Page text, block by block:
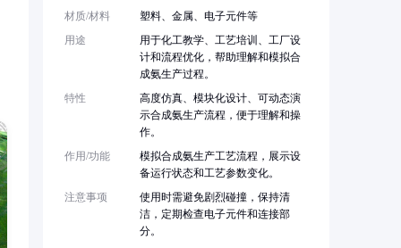
材质/材料
塑料、金属、电子元件等
用途
用于化工教学、工艺培训、工厂设
计和流程优化，帮助理解和模拟合
成氨生产过程。
特性
高度仿真、模块化设计、可动态演
示合成氨生产流程，便于理解和操
作。
作用/功能
模拟合成氨生产工艺流程，展示设
备运行状态和工艺参数变化。
注意事项
使用时需避免剧烈碰撞，保持清
洁，定期检查电子元件和连接部
分。